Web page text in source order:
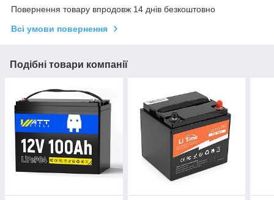
Повернення товару впродовж 14 днів безкоштовно
Всі умови повернення
Подібні товари компанії